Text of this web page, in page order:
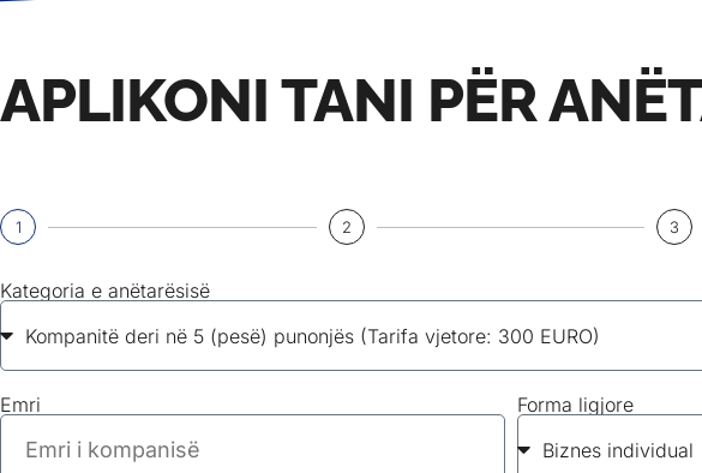
APLIKONI TANI PËR
1 2 3
Kategoria e anëtarësisë
Emri Forma ligjore